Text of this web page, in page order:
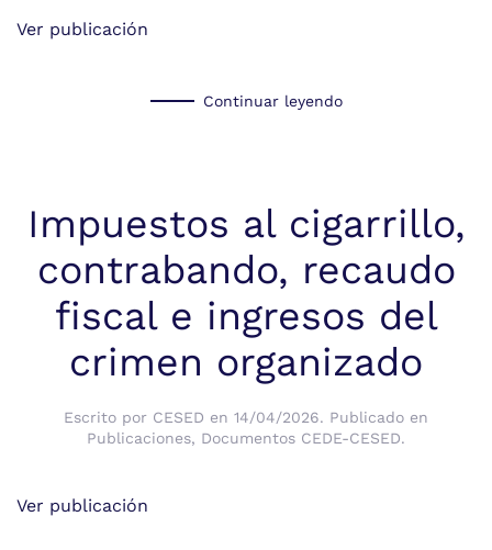
Ver publicación
Continuar leyendo
Impuestos al cigarrillo,
contrabando, recaudo
fiscal e ingresos del
crimen organizado
Escrito por CESED en 14/04/2026. Publicado en
Publicaciones, Documentos CEDE-CESED.
Ver publicación